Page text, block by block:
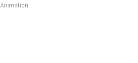
Animation